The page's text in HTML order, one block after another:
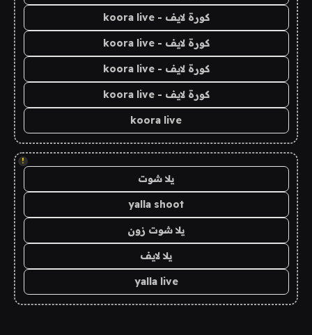
كورة لايف - koora live
كورة لايف - koora live
كورة لايف - koora live
كورة لايف - koora live
koora live
!
يلا شوت
yalla shoot
يلا شوت زون
يلا لايف
yalla live